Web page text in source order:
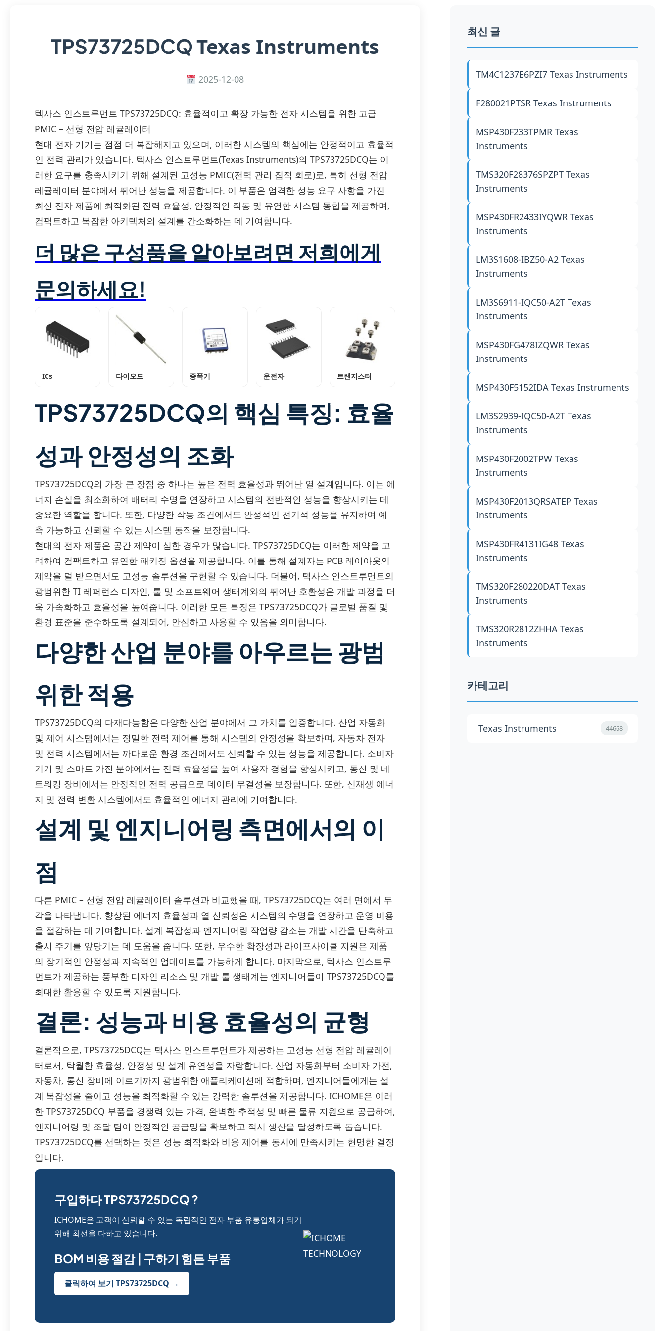
TPS73725DCQTexas Instruments
2025-12-08
텍사스 인스트루먼트 TPS73725DCQ: 효율적이고 확장 가능한 전자 시스템을 위한 고급
PMIC – 선형 전압 레귤레이터
현대 전자 기기는 점점 더 복잡해지고 있으며, 이러한 시스템의 핵심에는 안정적이고 효율적
인 전력 관리가 있습니다. 텍사스 인스트루먼트(Texas Instruments)의 TPS73725DCQ는 이
러한 요구를 충족시키기 위해 설계된 고성능 PMIC(전력 관리 집적 회로)로, 특히 선형 전압
레귤레이터 분야에서 뛰어난 성능을 제공합니다. 이 부품은 엄격한 성능 요구 사항을 가진
최신 전자 제품에 최적화된 전력 효율성, 안정적인 작동 및 유연한 시스템 통합을 제공하며,
컴팩트하고 복잡한 아키텍처의 설계를 간소화하는 데 기여합니다.
더 많은 구성품을 알아보려면 저희에게
문의하세요!
ICs 다이오드 증폭기 운전자 트랜지스터
TPS73725DCQ의 핵심 특징: 효율
성과 안정성의 조화
TPS73725DCQ의 가장 큰 장점 중 하나는 높은 전력 효율성과 뛰어난 열 설계입니다. 이는 에
너지 손실을 최소화하여 배터리 수명을 연장하고 시스템의 전반적인 성능을 향상시키는 데
중요한 역할을 합니다. 또한, 다양한 작동 조건에서도 안정적인 전기적 성능을 유지하여 예
측 가능하고 신뢰할 수 있는 시스템 동작을 보장합니다.
현대의 전자 제품은 공간 제약이 심한 경우가 많습니다. TPS73725DCQ는 이러한 제약을 고
려하여 컴팩트하고 유연한 패키징 옵션을 제공합니다. 이를 통해 설계자는 PCB 레이아웃의
제약을 덜 받으면서도 고성능 솔루션을 구현할 수 있습니다. 더불어, 텍사스 인스트루먼트의
광범위한 TI 레퍼런스 디자인, 툴 및 소프트웨어 생태계와의 뛰어난 호환성은 개발 과정을 더
욱 가속화하고 효율성을 높여줍니다. 이러한 모든 특징은 TPS73725DCQ가 글로벌 품질 및
환경 표준을 준수하도록 설계되어, 안심하고 사용할 수 있음을 의미합니다.
다양한 산업 분야를 아우르는 광범
위한 적용
TPS73725DCQ의 다재다능함은 다양한 산업 분야에서 그 가치를 입증합니다. 산업 자동화
및 제어 시스템에서는 정밀한 전력 제어를 통해 시스템의 안정성을 확보하며, 자동차 전자
및 전력 시스템에서는 까다로운 환경 조건에서도 신뢰할 수 있는 성능을 제공합니다. 소비자
기기 및 스마트 가전 분야에서는 전력 효율성을 높여 사용자 경험을 향상시키고, 통신 및 네
트워킹 장비에서는 안정적인 전력 공급으로 데이터 무결성을 보장합니다. 또한, 신재생 에너
지 및 전력 변환 시스템에서도 효율적인 에너지 관리에 기여합니다.
설계 및 엔지니어링 측면에서의 이
점
다른 PMIC – 선형 전압 레귤레이터 솔루션과 비교했을 때, TPS73725DCQ는 여러 면에서 두
각을 나타냅니다. 향상된 에너지 효율성과 열 신뢰성은 시스템의 수명을 연장하고 운영 비용
을 절감하는 데 기여합니다. 설계 복잡성과 엔지니어링 작업량 감소는 개발 시간을 단축하고
출시 주기를 앞당기는 데 도움을 줍니다. 또한, 우수한 확장성과 라이프사이클 지원은 제품
의 장기적인 안정성과 지속적인 업데이트를 가능하게 합니다. 마지막으로, 텍사스 인스트루
먼트가 제공하는 풍부한 디자인 리소스 및 개발 툴 생태계는 엔지니어들이 TPS73725DCQ를
최대한 활용할 수 있도록 지원합니다.
결론: 성능과 비용 효율성의 균형
결론적으로, TPS73725DCQ는 텍사스 인스트루먼트가 제공하는 고성능 선형 전압 레귤레이
터로서, 탁월한 효율성, 안정성 및 설계 유연성을 자랑합니다. 산업 자동화부터 소비자 가전,
자동차, 통신 장비에 이르기까지 광범위한 애플리케이션에 적합하며, 엔지니어들에게는 설
계 복잡성을 줄이고 성능을 최적화할 수 있는 강력한 솔루션을 제공합니다. ICHOME은 이러
한 TPS73725DCQ 부품을 경쟁력 있는 가격, 완벽한 추적성 및 빠른 물류 지원으로 공급하여,
엔지니어링 및 조달 팀이 안정적인 공급망을 확보하고 적시 생산을 달성하도록 돕습니다.
TPS73725DCQ를 선택하는 것은 성능 최적화와 비용 제어를 동시에 만족시키는 현명한 결정
입니다.
구입하다 TPS73725DCQ ?
ICHOME은 고객이 신뢰할 수 있는 독립적인 전자 부품 유통업체가 되기
위해 최선을 다하고 있습니다.
BOM 비용 절감 | 구하기 힘든 부품
클릭하여 보기 TPS73725DCQ →
최신 글
TM4C1237E6PZI7Texas Instruments
F280021PTSRTexas Instruments
MSP430F233TPMRTexas
Instruments
TMS320F28376SPZPTTexas
Instruments
MSP430FR2433IYQWRTexas
Instruments
LM3S1608-IBZ50-A2Texas
Instruments
LM3S6911-IQC50-A2TTexas
Instruments
MSP430FG478IZQWRTexas
Instruments
MSP430F5152IDATexas Instruments
LM3S2939-IQC50-A2TTexas
Instruments
MSP430F2002TPWTexas
Instruments
MSP430F2013QRSATEPTexas
Instruments
MSP430FR4131IG48Texas
Instruments
TMS320F280220DATTexas
Instruments
TMS320R2812ZHHATexas
Instruments
카테고리
Texas Instruments 44668